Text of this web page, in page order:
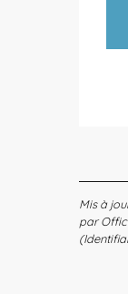
Mis à
par